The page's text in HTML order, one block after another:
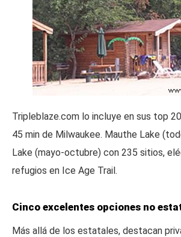
Tripleblaze.com lo incluye en sus top
45 min de Milwaukee. Mauthe Lake
Lake (mayo-octubre) con 235 sitios,
refugios en Ice Age Trail.
Cinco excelentes opciones no
Más allá de los estatales, destacan